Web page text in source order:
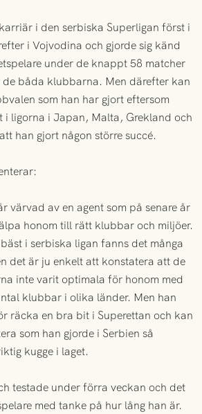
i den serbiska Superligan först i
i Vojvodina och gjorde sig känd
under de knappt 58 matcher
de båda klubbarna. Men därefter kan
som han har gjort eftersom
i ligorna i Japan, Malta, Grekland och
han gjort någon större succé.
värvad av en agent som på senare år
honom till rätt klubbar och miljöer.
i serbiska ligan fanns det många
det är ju enkelt att konstatera att de
inte varit optimala för honom med
klubbar i olika länder. Men han
räcka en bra bit i Superettan och kan
som han gjorde i Serbien så
kugge i laget.
testade under förra veckan och det
med tanke på hur lång han är.